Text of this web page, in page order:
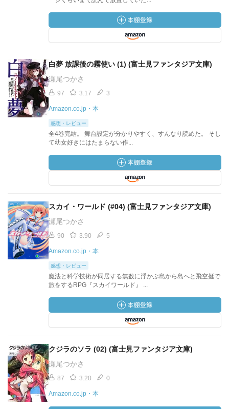
白夢 放課後の霧使い (1) (富士見ファンタジア文庫)
瀬尾つかさ
97 3.17 3
Amazon.co.jp・本
感想・レビュー
全4巻完結。 舞台設定が分かりやすく、すんなり読めた。 そし
て幼女好きにはたまらない作...
スカイ・ワールド (#04) (富士見ファンタジア文庫)
瀬尾つかさ
90 3.90 5
Amazon.co.jp・本
感想・レビュー
魔法と科学技術が同居する無数に浮かぶ島から島へと飛空挺で
旅をするRPG『スカイワールド』 ...
クジラのソラ (02) (富士見ファンタジア文庫)
瀬尾つかさ
87 3.20 0
Amazon.co.jp・本